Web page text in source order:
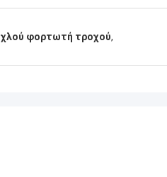
φορτωτή τροχού,